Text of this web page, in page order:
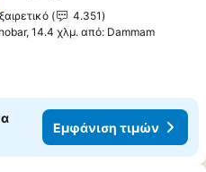
4.351
14.4 χλμ. από: Dammam
Εμφάνιση τιμών